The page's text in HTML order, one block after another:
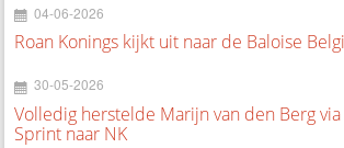
04-06-2026
Roan Konings kijkt uit naar de Baloise
30-05-2026
Volledig herstelde Marijn van den Berg
Sprint naar NK